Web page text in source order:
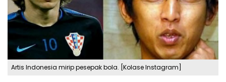
Artis Indonesia mirip pesepak bola. [Kolase Instagram]